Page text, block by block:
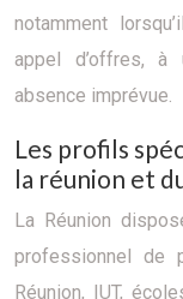
notamment
appel d’offres, à
absence imprévue.
Les profils
la réunion et
La Réunion
professionnel de
Réunion, IUT,